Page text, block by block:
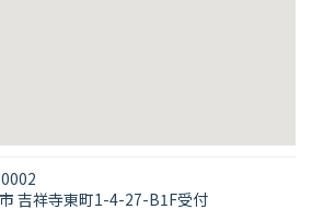
吉祥寺東町1-4-27-B1F受付